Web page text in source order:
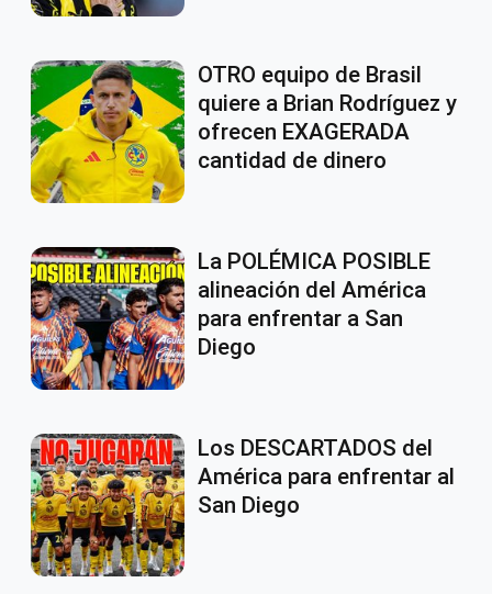
OTRO equipo de Brasil
quiere a Brian Rodríguez y
ofrecen EXAGERADA
cantidad de dinero
La POLÉMICA POSIBLE
alineación del América
para enfrentar a San
Diego
Los DESCARTADOS del
América para enfrentar al
San Diego